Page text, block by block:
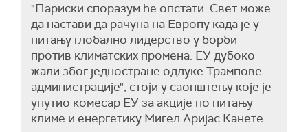
"Париски споразум ће опстати. Свет може
да настави да рачуна на Европу када је у
питању глобално лидерство у борби
против климатских промена. ЕУ дубоко
жали због једностране одлуке Трампове
администрације", стоји у саопштењу које је
упутио комесар ЕУ за акције по питању
климе и енергетику Мигел Аријас Канете.